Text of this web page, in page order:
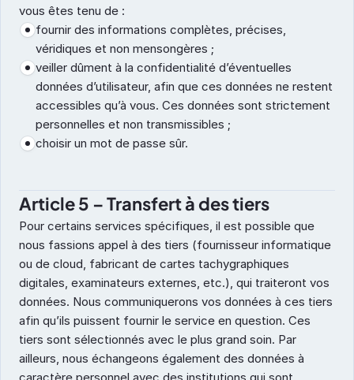
vous êtes tenu de :
fournir des informations complètes, précises,
véridiques et non mensongères ;
veiller dûment à la confidentialité d’éventuelles
données d’utilisateur, afin que ces données ne restent
accessibles qu’à vous. Ces données sont strictement
personnelles et non transmissibles ;
choisir un mot de passe sûr.
Article 5 – Transfert à des tiers
Pour certains services spécifiques, il est possible que
nous fassions appel à des tiers (fournisseur informatique
ou de cloud, fabricant de cartes tachygraphiques
digitales, examinateurs externes, etc.), qui traiteront vos
données. Nous communiquerons vos données à ces tiers
afin qu’ils puissent fournir le service en question. Ces
tiers sont sélectionnés avec le plus grand soin. Par
ailleurs, nous échangeons également des données à